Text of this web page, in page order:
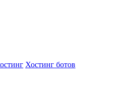
Хостинг ботов